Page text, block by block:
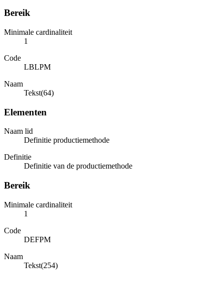
Bereik
Minimale cardinaliteit
1
Code
LBLPM
Naam
Tekst(64)
Elementen
Naam lid
Definitie productiemethode
Definitie
Definitie van de productiemethode
Bereik
Minimale cardinaliteit
1
Code
DEFPM
Naam
Tekst(254)